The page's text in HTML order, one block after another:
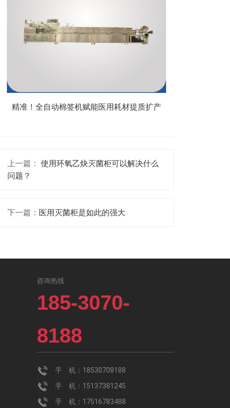
精准！全自动棉签机赋能医用耗材提质扩产
上一篇： 使用环氧乙炔灭菌柜可以解决什么
问题？
下一篇： 医用灭菌柜是如此的强大
咨询热线
185-3070-
8188
手 机：18530708188
手 机：15137381245
手 机：17516783488